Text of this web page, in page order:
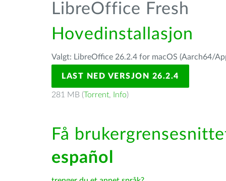
LibreOffice Fresh
Hovedinstallasjon
Valgt: LibreOffice 26.2.4 for macOS (Aarch64/
LAST NED VERSJON 26.2.4
281 MB (Torrent, Info)
Få
español